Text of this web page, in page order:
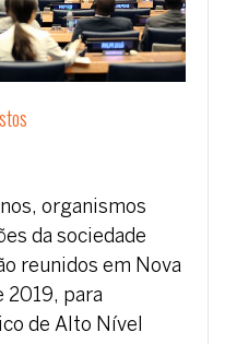
organismos
da sociedade
reunidos em Nova
2019, para
de Alto Nível